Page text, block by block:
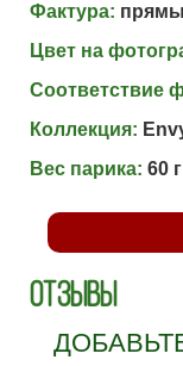
Фактура:
Цвет на
Соответствие
Коллекция:
Вес парика: 60
Отзывы